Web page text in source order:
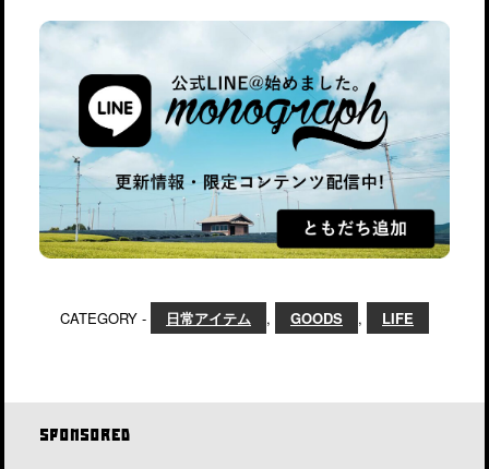
CATEGORY - 日常アイテム , GOODS , LIFE
SPONSORED